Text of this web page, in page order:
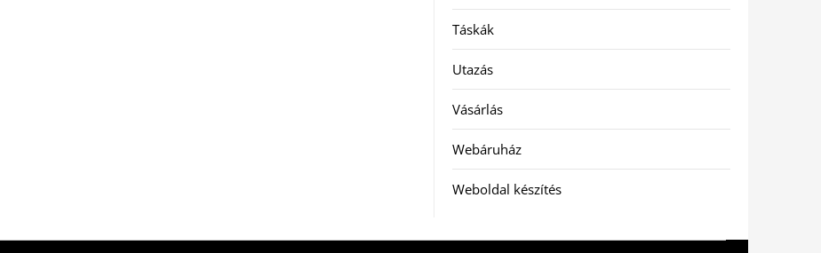
Táskák
Utazás
Vásárlás
Webáruház
Weboldal készítés